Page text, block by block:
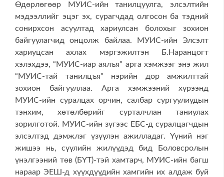
Өдөрлөгөөр МУИС-ийн танилцуулга, элсэлтийн
мэдээллийг эцэг эх, сурагчдад олгосон ба тэдний
сонирхсон асуултад хариулсан болохыг зохион
байгуулагчид онцолж байлаа. МУИС-ийн Элсэлт
хариуцсан ахлах мэргэжилтэн Б.Наранцогт
хэлэхдээ, “МУИС-иар аялъя” арга хэмжээг энэ жил
“МУИС-тай танилцъя” нэрийн дор амжилттай
зохион байгууллаа. Арга хэмжээний хүрээнд
МУИС-ийн суралцах орчин, салбар сургуулиудын
тэнхим, хөтөлбөрийг сурталчлан таниулах
зорилготой. МУИС-ийн зүгээс ЕБС-д суралцагчдын
элсэлтэд дэмжлэг үзүүлэн ажилладаг. Үүний нэг
жишээ нь, сүүлийн жилүүдэд бид Боловсролын
үнэлгээний төв (БҮТ)-тэй хамтарч, МУИС-ийн багш
нараар ЭЕШ-д хүүхдүүдийн хамгийн их алдаж буй